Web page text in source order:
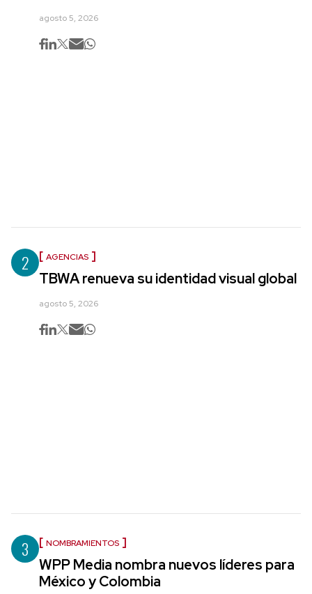
agosto 5, 2026
2 AGENCIAS
TBWA renueva su identidad visual global
agosto 5, 2026
3 NOMBRAMIENTOS
WPP Media nombra nuevos líderes para
México y Colombia